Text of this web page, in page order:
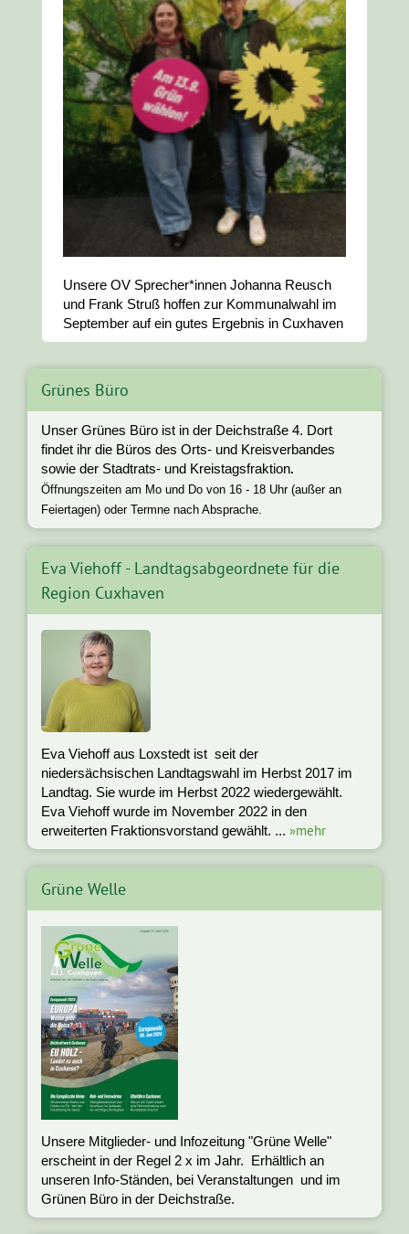
Unsere OV Sprecher*innen Johanna Reusch
und Frank Struß hoffen zur Kommunalwahl im
September auf ein gutes Ergebnis in Cuxhaven
Grünes Büro
Unser Grünes Büro ist in der Deichstraße 4. Dort
findet ihr die Büros des Orts- und Kreisverbandes
sowie der Stadtrats- und Kreistagsfraktion.
Öffnungszeiten am Mo und Do von 16 - 18 Uhr (außer an
Feiertagen) oder Termne nach Absprache.
Eva Viehoff - Landtagsabgeordnete für die
Region Cuxhaven
Eva Viehoff aus Loxstedt ist seit der
niedersächsischen Landtagswahl im Herbst 2017 im
Landtag. Sie wurde im Herbst 2022 wiedergewählt.
Eva Viehoff wurde im November 2022 in den
erweiterten Fraktionsvorstand gewählt. ...»mehr
Grüne Welle
Unsere Mitglieder- und Infozeitung "Grüne Welle"
erscheint in der Regel 2 x im Jahr. Erhältlich an
unseren Info-Ständen, bei Veranstaltungen und im
Grünen Büro in der Deichstraße.